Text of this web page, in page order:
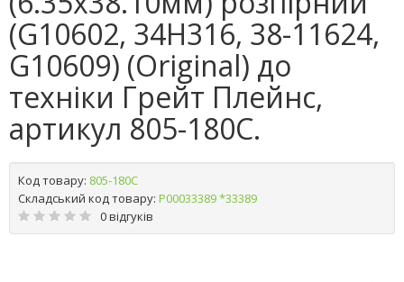
(G10602, 34H316, 38-11624,
G10609) (Original) до
техніки Грейт Плейнс,
артикул 805-180C.
Код товару: 805-180C
Складський код товару: Р00033389 *33389
0 відгуків